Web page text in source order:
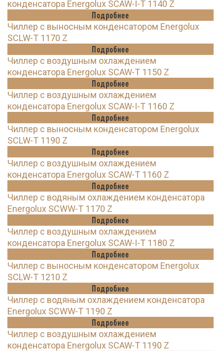
конденсатора Energolux SCAW-I-T 1140 Z
Подробнее
Чиллер с выносным конденсатором Energolux
SCLW-T 1170 Z
Подробнее
Чиллер с воздушным охлаждением
конденсатора Energolux SCAW-T 1150 Z
Подробнее
Чиллер с воздушным охлаждением
конденсатора Energolux SCAW-I-T 1160 Z
Подробнее
Чиллер с выносным конденсатором Energolux
SCLW-T 1190 Z
Подробнее
Чиллер с воздушным охлаждением
конденсатора Energolux SCAW-T 1160 Z
Подробнее
Чиллер с водяным охлаждением конденсатора
Energolux SCWW-T 1170 Z
Подробнее
Чиллер с воздушным охлаждением
конденсатора Energolux SCAW-I-T 1180 Z
Подробнее
Чиллер с выносным конденсатором Energolux
SCLW-T 1210 Z
Подробнее
Чиллер с водяным охлаждением конденсатора
Energolux SCWW-T 1190 Z
Подробнее
Чиллер с воздушным охлаждением
конденсатора Energolux SCAW-T 1190 Z